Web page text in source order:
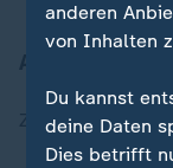
Zuletzt
anderen
von Inhalten
Du kannst
deine Daten
Dies betrifft